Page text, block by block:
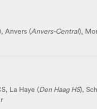
Anvers (Anvers-Central),
La Haye (Den Haag HS),